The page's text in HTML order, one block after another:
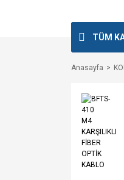
TÜM
Anasayfa